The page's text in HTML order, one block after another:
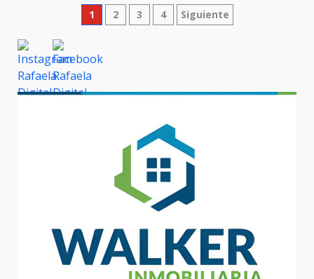
Paginación
entradas
1 2 3 4 Siguiente